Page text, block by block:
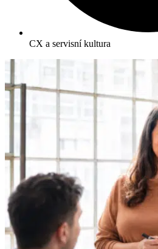
CX a servisní kultura